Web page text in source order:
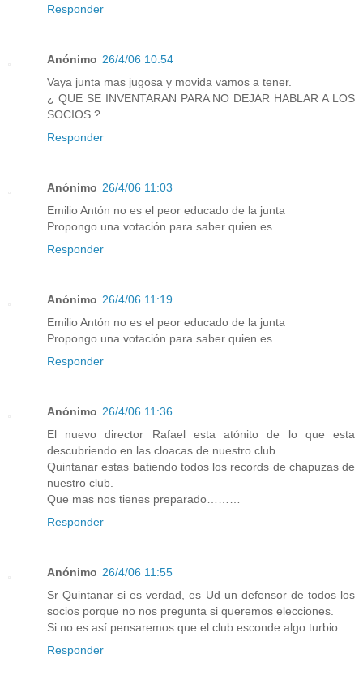
Responder
Anónimo 26/4/06 10:54
Vaya junta mas jugosa y movida vamos a tener.
¿ QUE SE INVENTARAN PARA NO DEJAR HABLAR A LOS
SOCIOS ?
Responder
Anónimo 26/4/06 11:03
Emilio Antón no es el peor educado de la junta
Propongo una votación para saber quien es
Responder
Anónimo 26/4/06 11:19
Emilio Antón no es el peor educado de la junta
Propongo una votación para saber quien es
Responder
Anónimo 26/4/06 11:36
El nuevo director Rafael esta atónito de lo que esta
descubriendo en las cloacas de nuestro club.
Quintanar estas batiendo todos los records de chapuzas de
nuestro club.
Que mas nos tienes preparado………
Responder
Anónimo 26/4/06 11:55
Sr Quintanar si es verdad, es Ud un defensor de todos los
socios porque no nos pregunta si queremos elecciones.
Si no es así pensaremos que el club esconde algo turbio.
Responder